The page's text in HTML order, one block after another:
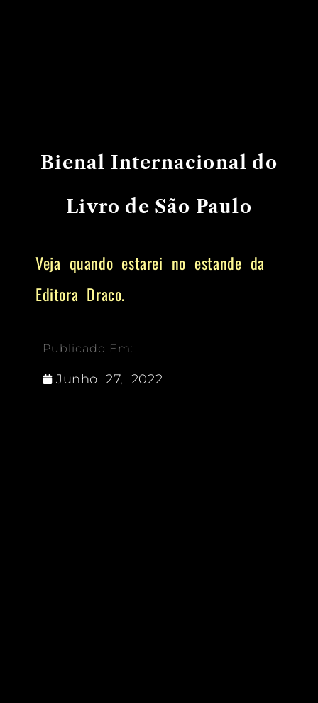
Bienal Internacional do
Livro de São Paulo
Veja quando estarei no estande da
Editora Draco.
Publicado Em:
Junho 27, 2022